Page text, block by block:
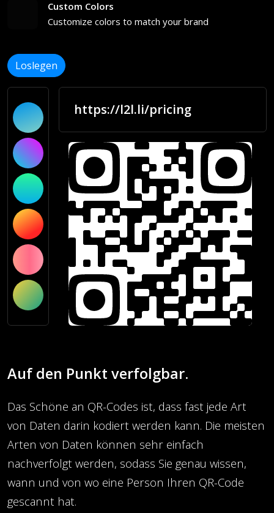
Custom Colors
Customize colors to match your brand
Loslegen
https://l2l.li/pricing
Auf den Punkt verfolgbar.
Das Schöne an QR-Codes ist, dass fast jede Art
von Daten darin kodiert werden kann. Die meisten
Arten von Daten können sehr einfach
nachverfolgt werden, sodass Sie genau wissen,
wann und von wo eine Person Ihren QR-Code
gescannt hat.